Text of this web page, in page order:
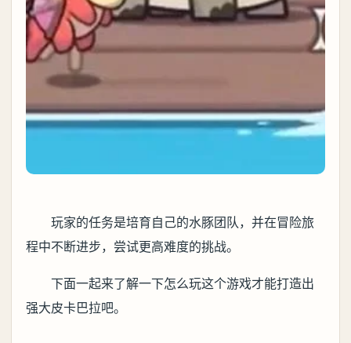
玩家的任务是培育自己的水豚团队，并在冒险旅
程中不断进步，尝试更高难度的挑战。
下面一起来了解一下怎么玩这个游戏才能打造出
强大皮卡巴拉吧。